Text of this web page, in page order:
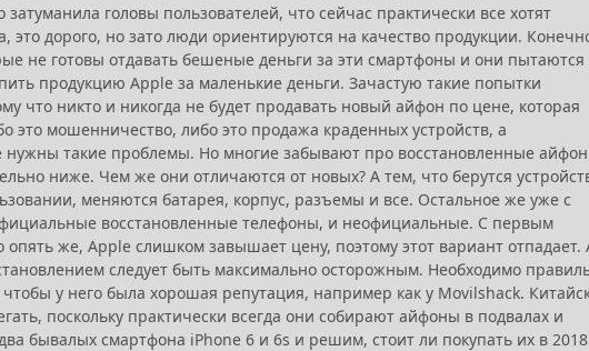
головы пользователей, что сейчас практически все хотят
это дорого, но зато люди ориентируются на качество продукции.
не готовы отдавать бешеные деньги за эти смартфоны и они пытаются
продукцию Apple за маленькие деньги. Зачастую такие попытки
что никто и никогда не будет продавать новый айфон по цене, которая
это мошенничество, либо это продажа краденных устройств, а
нужны такие проблемы. Но многие забывают про восстановленные
ниже. Чем же они отличаются от новых? А тем, что берутся
меняются батарея, корпус, разъемы и все. Остальное же уже с
восстановленные телефоны, и неофициальные. С первым
опять же, Apple слишком завышает цену, поэтому этот вариант отпадает.
следует быть максимально осторожным. Необходимо
у него была хорошая репутация, например как у Movilshack.
поскольку практически всегда они собирают айфоны в подвалах и
бывалых смартфона iPhone 6 и 6s и решим, стоит ли покупать их в 2018